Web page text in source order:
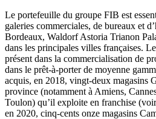
Le portefeuille du groupe FIB est
galeries commerciales, de bureaux et
Bordeaux, Waldorf Astoria Trianon
dans les principales villes françaises.
présent dans la commercialisation de
dans le prêt-à-porter de moyenne
acquis, en 2018, vingt-deux magasins
province (notamment à Amiens,
Toulon) qu’il exploite en franchise
en 2020, cinq-cents onze magasins